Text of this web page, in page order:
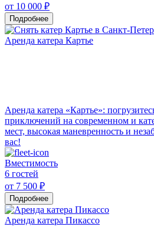
от 10 000 ₽
Подробнее
Аренда катера Картье
Аренда катера «Картье»:
приключений на современном и
мест, высокая маневренность и
вас!
Вместимость
6 гостей
от 7 500 ₽
Подробнее
Аренда катера Пикассо